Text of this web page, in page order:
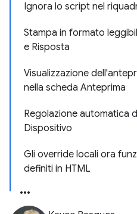
Ignora lo script nel
Stampa in formato
e Risposta
Visualizzazione
nella scheda Anteprima
Regolazione automatica
Dispositivo
Gli override locali ora
definiti in HTML